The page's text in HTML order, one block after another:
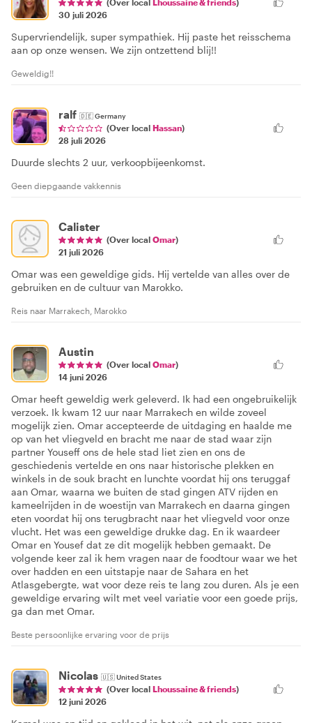
(Over local Lhoussaine & friends)
30 juli 2026
Supervriendelijk, super sympathiek. Hij paste het reisschema
aan op onze wensen. We zijn ontzettend blij!!
Geweldig!!
ralf 🇩🇪Germany
(Over local Hassan)
28 juli 2026
Duurde slechts 2 uur, verkoopbijeenkomst.
Geen diepgaande vakkennis
Calister
(Over local Omar)
21 juli 2026
Omar was een geweldige gids. Hij vertelde van alles over de
gebruiken en de cultuur van Marokko.
Reis naar Marrakech, Marokko
Austin
(Over local Omar)
14 juni 2026
Omar heeft geweldig werk geleverd. Ik had een ongebruikelijk
verzoek. Ik kwam 12 uur naar Marrakech en wilde zoveel
mogelijk zien. Omar accepteerde de uitdaging en haalde me
op van het vliegveld en bracht me naar de stad waar zijn
partner Youseff ons de hele stad liet zien en ons de
geschiedenis vertelde en ons naar historische plekken en
winkels in de souk bracht en lunchte voordat hij ons teruggaf
aan Omar, waarna we buiten de stad gingen ATV rijden en
kameelrijden in de woestijn van Marrakech en daarna gingen
eten voordat hij ons terugbracht naar het vliegveld voor onze
vlucht. Het was een geweldige drukke dag. En ik waardeer
Omar en Yousef dat ze dit mogelijk hebben gemaakt. De
volgende keer zal ik hem vragen naar de foodtour waar we het
over hadden en een uitstapje naar de Sahara en het
Atlasgebergte, wat voor deze reis te lang zou duren. Als je een
geweldige ervaring wilt met veel variatie voor een goede prijs,
ga dan met Omar.
Beste persoonlijke ervaring voor de prijs
Nicolas 🇺🇸United States
(Over local Lhoussaine & friends)
12 juni 2026